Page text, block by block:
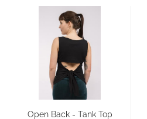
Open Back - Tank Top